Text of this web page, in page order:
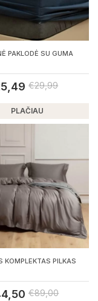
PAKLODĖ SU GUMA
€29,99
PLAČIAU
KOMPLEKTAS PILKAS
€89,00